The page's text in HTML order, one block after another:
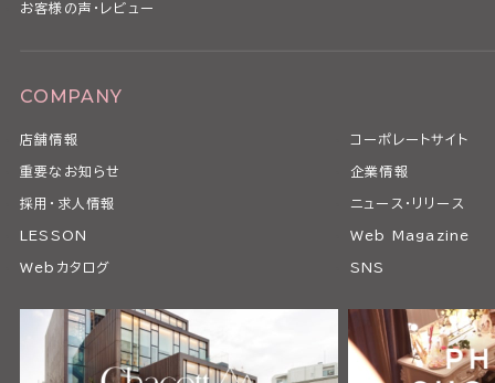
お客様の声・レビュー
COMPANY
店舗情報 コーポレートサイト
重要なお知らせ 企業情報
採用・求人情報 ニュース・リリース
LESSON Web Magazine
Webカタログ SNS